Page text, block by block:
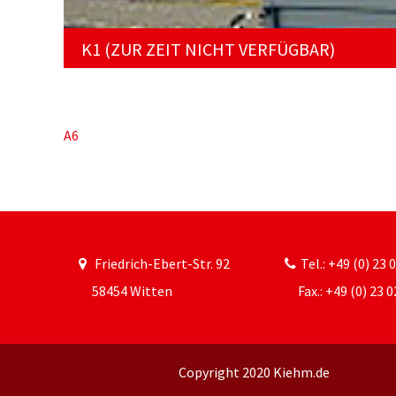
K1 (ZUR ZEIT NICHT VERFÜGBAR)
Beitragsnavigation
A6
Friedrich-Ebert-Str. 92
58454 Witten
Tel.: +49 (0) 23
Fax.: +49 (0) 23
Copyright 2020 Kiehm.de